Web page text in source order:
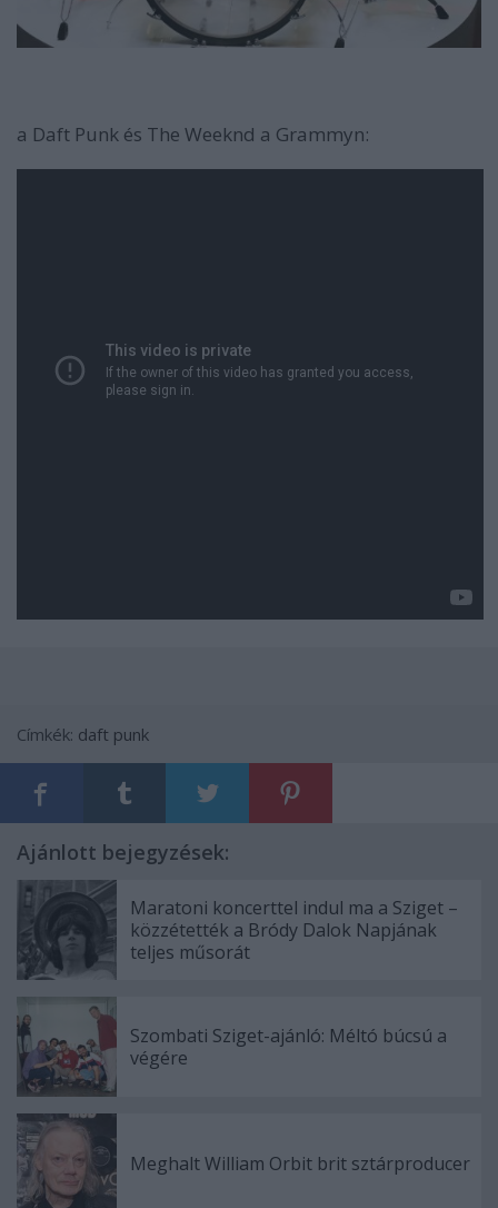
a Daft Punk és The Weeknd a Grammyn:
Címkék: daft punk
Ajánlott bejegyzések:
Maratoni koncerttel indul ma a Sziget –
közzétették a Bródy Dalok Napjának
teljes műsorát
Szombati Sziget-ajánló: Méltó búcsú a
végére
Meghalt William Orbit brit sztárproducer